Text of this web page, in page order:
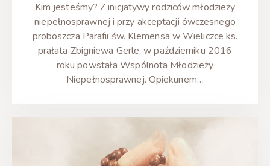
Kim jesteśmy? Z inicjatywy rodziców młodzieży
niepełnosprawnej i przy akceptacji ówczesnego
proboszcza Parafii św. Klemensa w Wieliczce ks.
prałata Zbigniewa Gerle, w październiku 2016
roku powstała Wspólnota Młodzieży
Niepełnosprawnej. Opiekunem…